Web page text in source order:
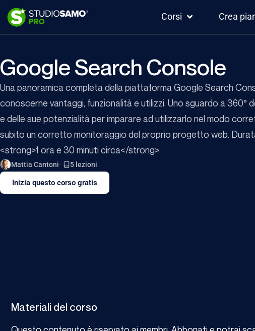
Corsi Crea
Google Search Console
Una panoramica completa della piattaforma Google Search
conoscerne vantaggi, funzionalità e utilizzi. Uno sguardo a 360°
e delle sue potenzialità per imparare ad utilizzarlo nel modo
subito un corretto monitoraggio del proprio progetto web.
<strong>1 ora e 30 minuti circa</strong>
Mattia Cantoni 5 lezioni
Inizia questo corso gratis
Materiali del corso